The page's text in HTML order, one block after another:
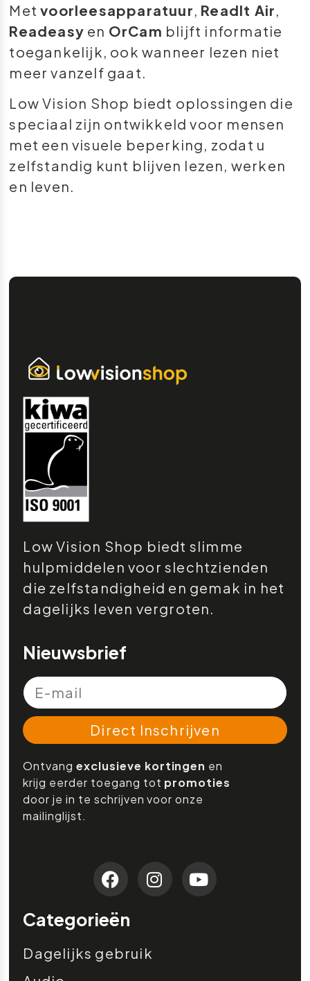
Metvoorleesapparatuur, ReadIt Air,
Readeasy en OrCam blijft informatie
toegankelijk, ook wanneer lezen niet
meer vanzelf gaat.
Low Vision Shop biedt oplossingen die
speciaal zijn ontwikkeld voor mensen
met een visuele beperking, zodat u
zelfstandig kunt blijven lezen, werken
en leven.
Low Vision Shop biedt slimme
hulpmiddelen voor slechtzienden
die zelfstandigheid en gemak in het
dagelijks leven vergroten.
Nieuwsbrief
Direct Inschrijven
Ontvangexclusieve kortingen en
krijg eerder toegang tot promoties
door je in te schrijven voor onze
mailinglijst.
Categorieën
Dagelijks gebruik